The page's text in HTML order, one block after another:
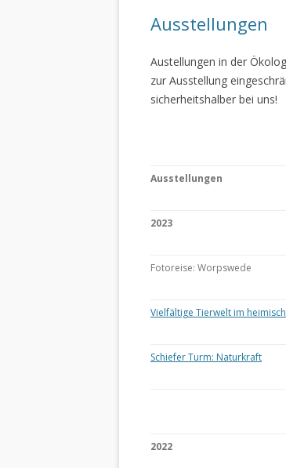
Ausstellungen
Austellungen in der
zur Ausstellung
sicherheitshalber bei uns!
Ausstellungen
2023
Fotoreise: Worpswede
Vielfältige Tierwelt im
Schiefer Turm: Naturkraft
2022